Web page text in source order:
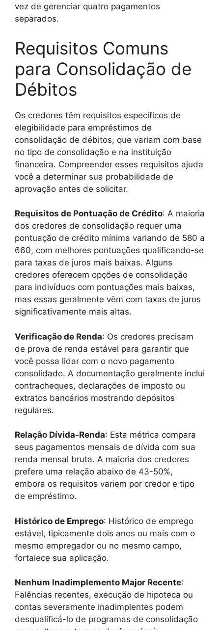
vez de gerenciar quatro pagamentos
separados.
Requisitos Comuns
para Consolidação de
Débitos
Os credores têm requisitos específicos de
elegibilidade para empréstimos de
consolidação de débitos, que variam com base
no tipo de consolidação e na instituição
financeira. Compreender esses requisitos ajuda
você a determinar sua probabilidade de
aprovação antes de solicitar.
Requisitos de Pontuação de Crédito: A maioria
dos credores de consolidação requer uma
pontuação de crédito mínima variando de 580 a
660, com melhores pontuações qualificando-se
para taxas de juros mais baixas. Alguns
credores oferecem opções de consolidação
para indivíduos com pontuações mais baixas,
mas essas geralmente vêm com taxas de juros
significativamente mais altas.
Verificação de Renda: Os credores precisam
de prova de renda estável para garantir que
você possa lidar com o novo pagamento
consolidado. A documentação geralmente inclui
contracheques, declarações de imposto ou
extratos bancários mostrando depósitos
regulares.
Relação Dívida-Renda: Esta métrica compara
seus pagamentos mensais de dívida com sua
renda mensal bruta. A maioria dos credores
prefere uma relação abaixo de 43-50%,
embora os requisitos variem por credor e tipo
de empréstimo.
Histórico de Emprego: Histórico de emprego
estável, tipicamente dois anos ou mais com o
mesmo empregador ou no mesmo campo,
fortalece sua aplicação.
Nenhum Inadimplemento Major Recente:
Falências recentes, execução de hipoteca ou
contas severamente inadimplentes podem
desqualificá-lo de programas de consolidação